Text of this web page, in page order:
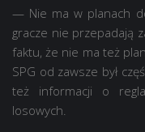
— Nie ma w planach
gracze nie przepadają
faktu, że nie ma też
SPG od zawsze był
też informacji o
losowych.